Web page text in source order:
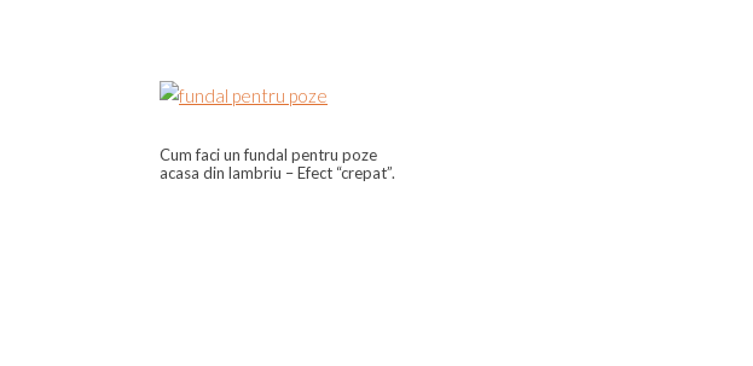
Cum faci un fundal pentru poze
acasa din lambriu – Efect “crepat”.